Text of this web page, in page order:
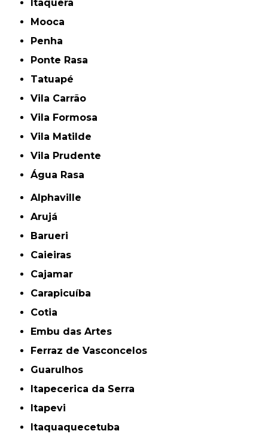
Itaquera
Mooca
Penha
Ponte Rasa
Tatuapé
Vila Carrão
Vila Formosa
Vila Matilde
Vila Prudente
Água Rasa
Alphaville
Arujá
Barueri
Caieiras
Cajamar
Carapicuíba
Cotia
Embu das Artes
Ferraz de Vasconcelos
Guarulhos
Itapecerica da Serra
Itapevi
Itaquaquecetuba